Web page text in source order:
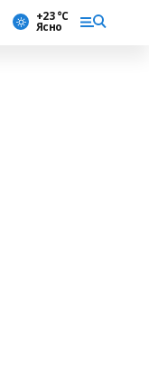
+23 °С
Ясно